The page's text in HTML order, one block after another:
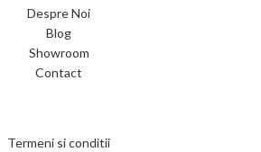
Despre Noi
Blog
Showroom
Contact
Termeni si conditii